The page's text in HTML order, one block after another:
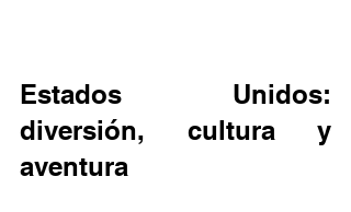
Estados Unidos:
diversión, cultura y
aventura